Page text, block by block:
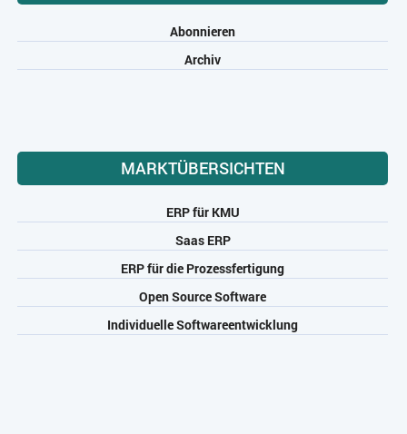
Abonnieren
Archiv
MARKTÜBERSICHTEN
ERP für KMU
Saas ERP
ERP für die Prozessfertigung
Open Source Software
Individuelle Softwareentwicklung